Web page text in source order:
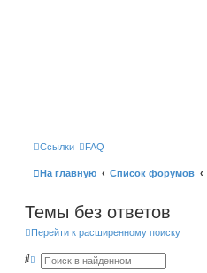
Ссылки FAQ
На главную Список форумов
Темы без ответов
Перейти к расширенному поиску
П Р